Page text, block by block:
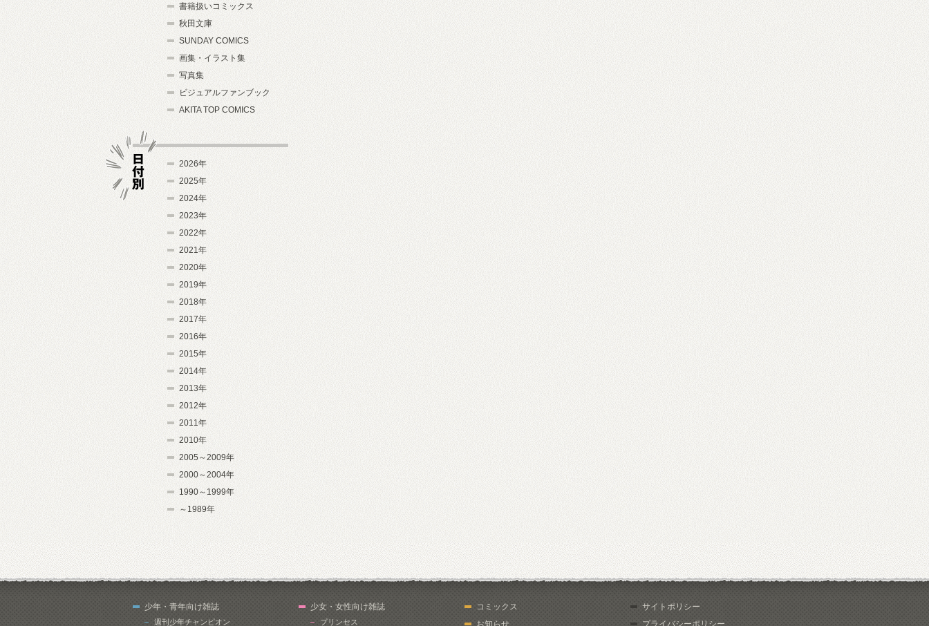
書籍扱いコミックス
秋田文庫
SUNDAY COMICS
画集・イラスト集
写真集
ビジュアルファンブック
AKITA TOP COMICS
2026年
2025年
2024年
2023年
2022年
2021年
2020年
2019年
2018年
2017年
2016年
2015年
2014年
2013年
2012年
2011年
2010年
2005～2009年
2000～2004年
1990～1999年
～1989年
少年・青年向け雑誌
週刊少年チャンピオン
少女・女性向け雑誌
プリンセス
コミックス
お知らせ
サイトポリシー
プライバシーポリシー